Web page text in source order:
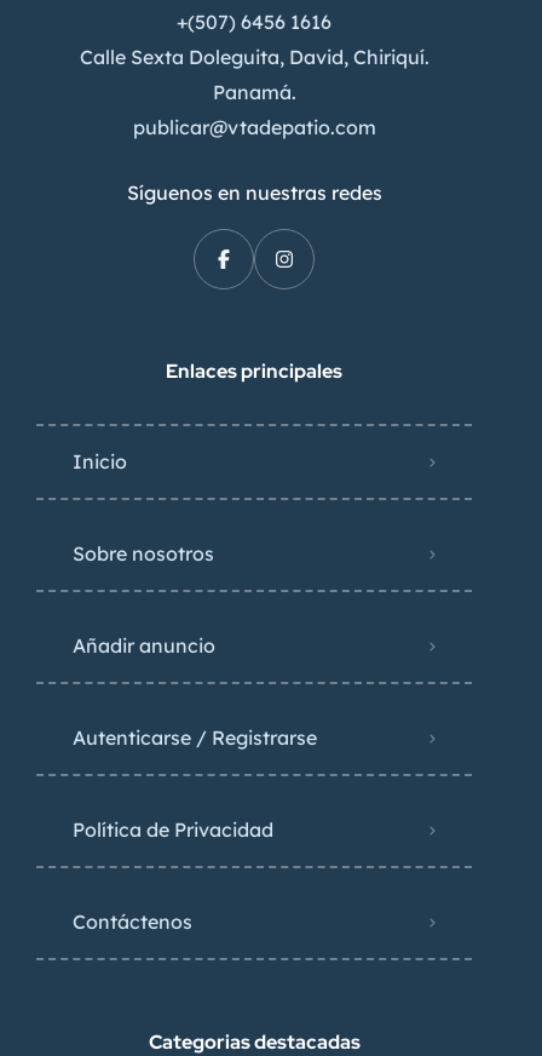
+(507) 6456 1616
Calle Sexta Doleguita, David, Chiriquí.
Panamá.
publicar@vtadepatio.com
Síguenos en nuestras redes
Enlaces principales
Inicio
Sobre nosotros
Añadir anuncio
Autenticarse / Registrarse
Política de Privacidad
Contáctenos
Categorias destacadas